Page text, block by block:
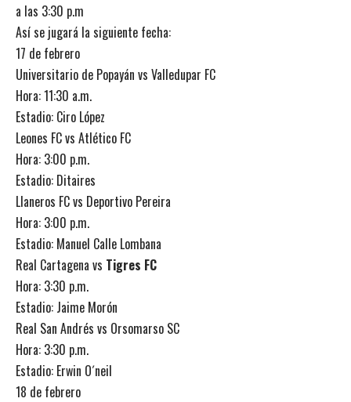
a las 3:30 p.m
Así se jugará la siguiente fecha:
17 de febrero
Universitario de Popayán vs Valledupar FC
Hora: 11:30 a.m.
Estadio: Ciro López
Leones FC vs Atlético FC
Hora: 3:00 p.m.
Estadio: Ditaires
Llaneros FC vs Deportivo Pereira
Hora: 3:00 p.m.
Estadio: Manuel Calle Lombana
Real Cartagena vs Tigres FC
Hora: 3:30 p.m.
Estadio: Jaime Morón
Real San Andrés vs Orsomarso SC
Hora: 3:30 p.m.
Estadio: Erwin O´neil
18 de febrero